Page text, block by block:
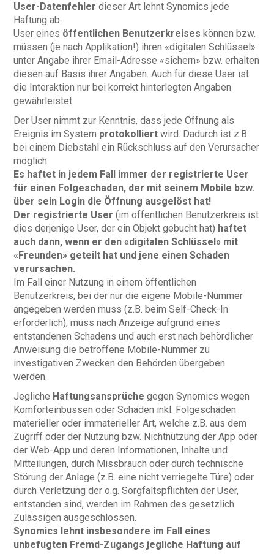
User-Datenfehler dieser Art lehnt Synomics jede
Haftung ab.
User eines öffentlichen Benutzerkreises können bzw.
müssen (je nach Applikation!) ihren «digitalen Schlüssel»
unter Angabe ihrer Email-Adresse «sichern» bzw. erhalten
diesen auf Basis ihrer Angaben. Auch für diese User ist
die Interaktion nur bei korrekt hinterlegten Angaben
gewährleistet.
Der User nimmt zur Kenntnis, dass jede Öffnung als
Ereignis im System protokolliert wird. Dadurch ist z.B.
bei einem Diebstahl ein Rückschluss auf den Verursacher
möglich.
Es haftet in jedem Fall immer der registrierte User
für einen Folgeschaden, der mit seinem Mobile bzw.
über sein Login die Öffnung ausgelöst hat!
Der registrierte User(im öffentlichen Benutzerkreis ist
dies derjenige User, der ein Objekt gebucht hat) haftet
auch dann, wenn er den «digitalen Schlüssel» mit
«Freunden» geteilt hat und jene einen Schaden
verursachen.
Im Fall einer Nutzung in einem öffentlichen
Benutzerkreis, bei der nur die eigene Mobile-Nummer
angegeben werden muss (z.B. beim Self-Check-In
erforderlich), muss nach Anzeige aufgrund eines
entstandenen Schadens und auch erst nach behördlicher
Anweisung die betroffene Mobile-Nummer zu
investigativen Zwecken den Behörden übergeben
werden.
Jegliche Haftungsansprüche gegen Synomics wegen
Komforteinbussen oder Schäden inkl. Folgeschäden
materieller oder immaterieller Art, welche z.B. aus dem
Zugriff oder der Nutzung bzw. Nichtnutzung der App oder
der Web-App und deren Informationen, Inhalte und
Mitteilungen, durch Missbrauch oder durch technische
Störung der Anlage (z.B. eine nicht verriegelte Türe) oder
durch Verletzung der o.g. Sorgfaltspflichten der User,
entstanden sind, werden im Rahmen des gesetzlich
Zulässigen ausgeschlossen.
Synomics lehnt insbesondere im Fall eines
unbefugten Fremd-Zugangs jegliche Haftung auf